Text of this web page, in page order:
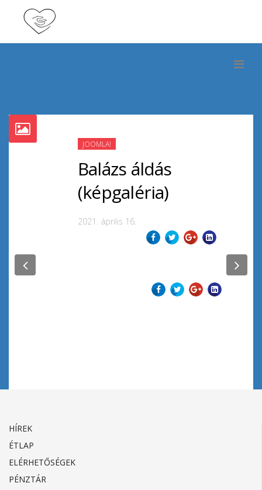
JOOMLA!
Balázs áldás
(képgaléria)
2021. április 16.
Previous
HÍREK
ÉTLAP
ELÉRHETŐSÉGEK
PÉNZTÁR